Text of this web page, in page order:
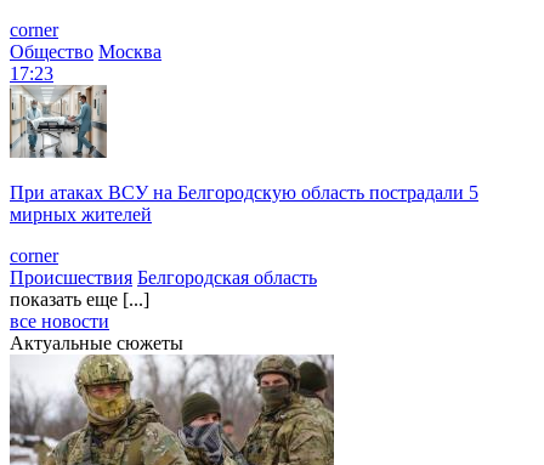
corner
Общество Москва
17:23
При атаках ВСУ на Белгородскую область пострадали 5
мирных жителей
corner
Происшествия Белгородская область
показать еще [...]
все новости
Актуальные сюжеты